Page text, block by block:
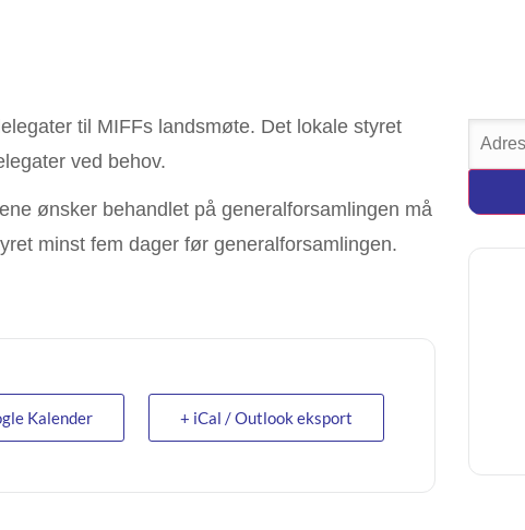
til MIFFs landsmøte. Det lokale styret
ved behov.
ønsker behandlet på generalforsamlingen må
minst fem dager før generalforsamlingen.
Kalender + iCal / Outlook eksport